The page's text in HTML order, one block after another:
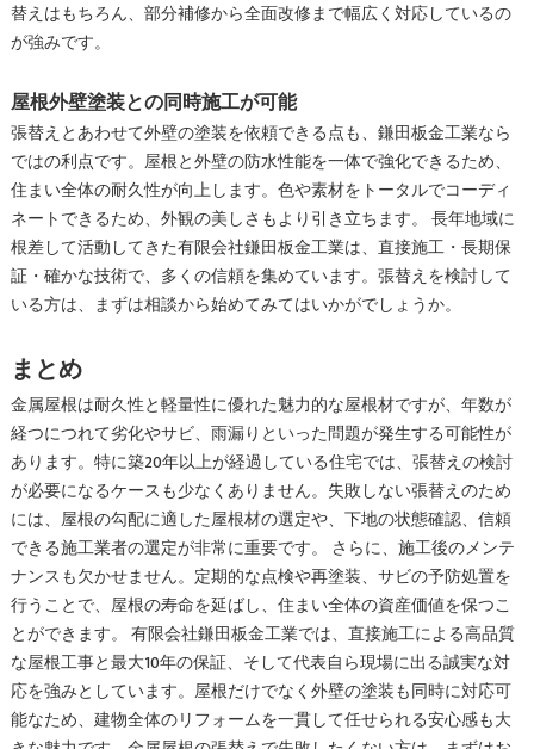
替えはもちろん、部分補修から全面改修まで幅広く対応しているの
が強みです。
屋根外壁塗装との同時施工が可能
張替えとあわせて外壁の塗装を依頼できる点も、鎌田板金工業なら
ではの利点です。屋根と外壁の防水性能を一体で強化できるため、
住まい全体の耐久性が向上します。色や素材をトータルでコーディ
ネートできるため、外観の美しさもより引き立ちます。 長年地域に
根差して活動してきた有限会社鎌田板金工業は、直接施工・長期保
証・確かな技術で、多くの信頼を集めています。張替えを検討して
いる方は、まずは相談から始めてみてはいかがでしょうか。
まとめ
金属屋根は耐久性と軽量性に優れた魅力的な屋根材ですが、年数が
経つにつれて劣化やサビ、雨漏りといった問題が発生する可能性が
あります。特に築20年以上が経過している住宅では、張替えの検討
が必要になるケースも少なくありません。失敗しない張替えのため
には、屋根の勾配に適した屋根材の選定や、下地の状態確認、信頼
できる施工業者の選定が非常に重要です。 さらに、施工後のメンテ
ナンスも欠かせません。定期的な点検や再塗装、サビの予防処置を
行うことで、屋根の寿命を延ばし、住まい全体の資産価値を保つこ
とができます。 有限会社鎌田板金工業では、直接施工による高品質
な屋根工事と最大10年の保証、そして代表自ら現場に出る誠実な対
応を強みとしています。屋根だけでなく外壁の塗装も同時に対応可
能なため、建物全体のリフォームを一貫して任せられる安心感も大